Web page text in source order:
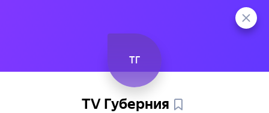
TГ
TV Губерния